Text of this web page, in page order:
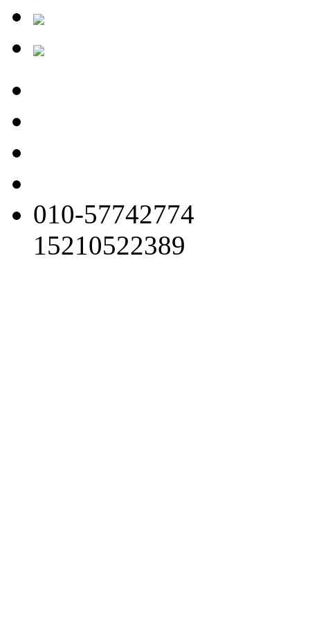
010-57742774
15210522389